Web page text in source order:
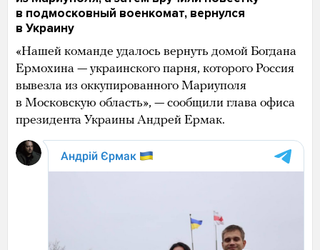
в подмосковный военкомат, вернулся
в Украину
«Нашей команде удалось вернуть домой Богдана
Ермохина — украинского парня, которого Россия
вывезла из оккупированного Мариуполя
в Московскую область», — сообщили глава офиса
президента Украины Андрей Ермак.